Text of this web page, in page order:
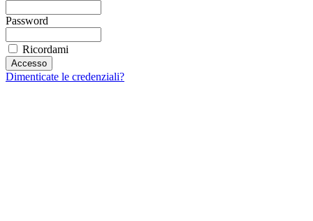
Password
Ricordami
Dimenticate le credenziali?